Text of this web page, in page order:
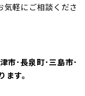
軽にご相談くださ
市･長泉町･三島市･
す。